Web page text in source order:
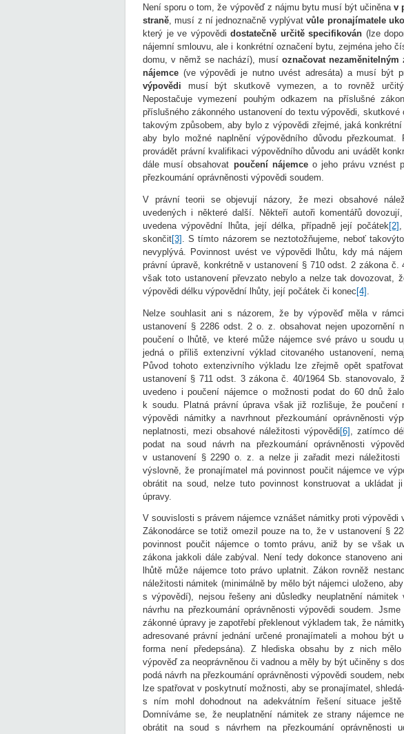
Není sporu o tom, že výpověď z nájmu bytu musí být učiněnav
straně , musí z ní jednoznačně vyplývatvůle pronajímatele
který je ve výpovědi dostatečně určitě specifikován (lze
nájemní smlouvu, ale i konkrétní označení bytu, zejména jeho
domu, v němž se nachází), musí označovat
nájemce (ve výpovědi je nutno uvést adresáta) a musí být
výpovědi musí být skutkově vymezen, a to rovněž
Nepostačuje vymezení pouhým odkazem na příslušné
příslušného zákonného ustanovení do textu výpovědi,
takovým způsobem, aby bylo z výpovědi zřejmé, jaká
aby bylo možné naplnění výpovědního důvodu přezkoumat.
provádět právní kvalifikaci výpovědního důvodu ani uvádět
dále musí obsahovat poučení nájemceo jeho právu vznést
přezkoumání oprávněnosti výpovědi soudem.
V právní teorii se objevují názory, že mezi obsahové
uvedených i některé další. Někteří autoři komentářů
uvedena výpovědní lhůta, její délka, případně její počátek [2]
skončit[3]
. S tímto názorem se neztotožňujeme, neboť
nevyplývá. Povinnost uvést ve výpovědi lhůtu, kdy má
právní úpravě, konkrétně v ustanovení § 710 odst. 2 zákona č.
však toto ustanovení převzato nebylo a nelze tak dovozovat,
výpovědi délku výpovědní lhůty, její počátek či konec [4]
Nelze souhlasit ani s názorem, že by výpověď měla v
ustanovení § 2286 odst. 2 o. z. obsahovat nejen upozornění
poučení o lhůtě, ve které může nájemce své právo u soudu
jedná o příliš extenzivní výklad citovaného ustanovení,
Původ tohoto extenzivního výkladu lze zřejmě opět
ustanovení § 711 odst. 3 zákona č. 40/1964 Sb.
uvedeno i poučení nájemce o možnosti podat do 60 dnů
k soudu. Platná právní úprava však již rozlišuje, že poučení
výpovědi námitky a navrhnout přezkoumání oprávněnosti
neplatnosti, mezi obsahové náležitosti výpovědi[6] , zatímco
podat na soud návrh na přezkoumání oprávněnosti
v ustanovení § 2290 o. z. a nelze ji zařadit mezi náležitosti
výslovně, že pronajímatel má povinnost poučit nájemce ve
obrátit na soud, nelze tuto povinnost konstruovat a ukládat
úpravy.
V souvislosti s právem nájemce vznášet námitky proti výpovědi
Zákonodárce se totiž omezil pouze na to, že v ustanovení §
povinnost poučit nájemce o tomto právu, aniž by se však
zákona jakkoli dále zabýval. Není tedy dokonce stanoveno
lhůtě může nájemce toto právo uplatnit. Zákon rovněž
náležitosti námitek (minimálně by mělo být nájemci uloženo,
s výpovědí), nejsou řešeny ani důsledky neuplatnění námitek
návrhu na přezkoumání oprávněnosti výpovědi soudem.
zákonné úpravy je zapotřebí překlenout výkladem tak, že
adresované právní jednání určené pronajímateli a mohou být
forma není předepsána). Z hlediska obsahu by z nich
výpověď za neoprávněnou či vadnou a měly by být učiněny s
podá návrh na přezkoumání oprávněnosti výpovědi soudem,
lze spatřovat v poskytnutí možnosti, aby se pronajímatel,
s ním mohl dohodnout na adekvátním řešení situace
Domníváme se, že neuplatnění námitek ze strany nájemce
obrátit na soud s návrhem na přezkoumání oprávněnosti